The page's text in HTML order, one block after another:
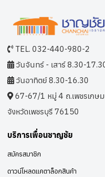
TEL. 032-440-980-2
วันจันทร์ - เสาร์ 8.30-
วันอาทิตย์ 8.30-16.30
67-67/1 หมู่ 4 ถ.เพชรเกษม
จังหวัดเพชรบุรี 76150
บริการเพื่อนชาญชัย
สมัครสมาชิก
ดาวน์โหลดแคตาล็อกสินค้า